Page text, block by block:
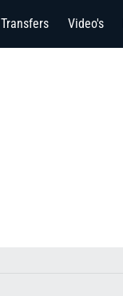
Transfers Video's